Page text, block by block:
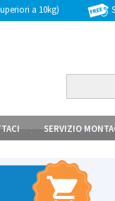
a 10kg)
SERVIZIO